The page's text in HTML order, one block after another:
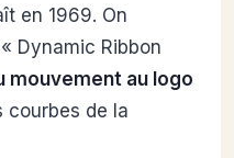
en 1969. On
Dynamic Ribbon
mouvement au logo
courbes de la